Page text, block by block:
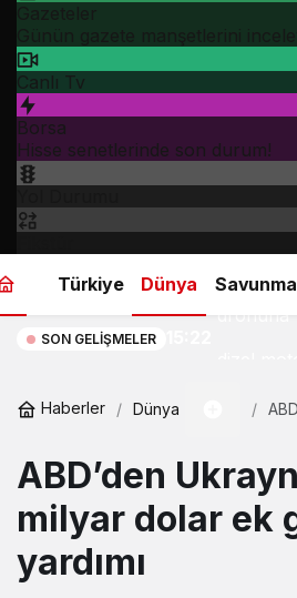
Gazeteler
Günün gazete manşetlerini
Canlı Tv
Borsa
Hisse senetlerinde son durum!
Türkiye
Dünya Savunma
SON GELIŞMELER
dronuna
Haberler Dünya
ABD’den
milyar dolar ek
yardımı